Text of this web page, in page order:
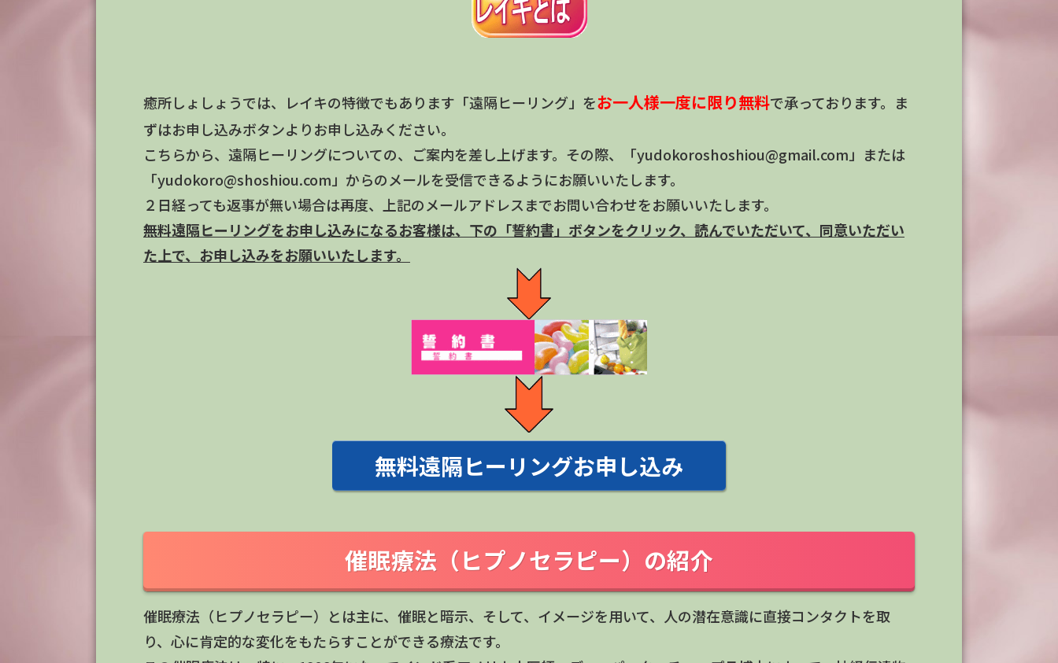
癒所しょしょうでは、レイキの特徴でもあります「遠隔ヒーリング」をお一人様一度に限り無料で承っております。ま
ずはお申し込みボタンよりお申し込みください。
こちらから、遠隔ヒーリングについての、ご案内を差し上げます。その際、「yudokoroshoshiou@gmail.com」または
「yudokoro@shoshiou.com」からのメールを受信できるようにお願いいたします。
２日経っても返事が無い場合は再度、上記のメールアドレスまでお問い合わせをお願いいたします。
無料遠隔ヒーリングをお申し込みになるお客様は、下の「誓約書」ボタンをクリック、読んでいただいて、同意いただい
た上で、お申し込みをお願いいたします。
無料遠隔ヒーリングお申し込み
催眠療法（ヒプノセラピー）の紹介
催眠療法（ヒプノセラピー）とは主に、催眠と暗示、そして、イメージを用いて、人の潜在意識に直接コンタクトを取
り、心に肯定的な変化をもたらすことができる療法です。